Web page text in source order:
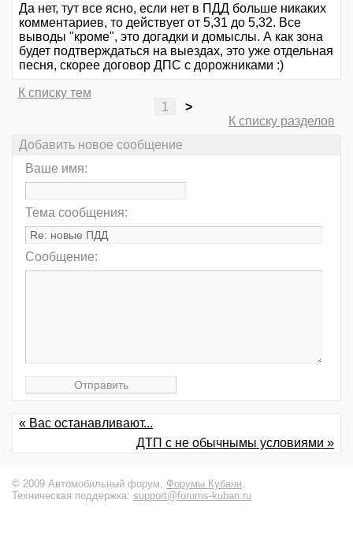
Да нет, тут все ясно, если нет в ПДД больше никаких
комментариев, то действует от 5,31 до 5,32. Все
выводы "кроме", это догадки и домыслы. А как зона
будет подтверждаться на выездах, это уже отдельная
песня, скорее договор ДПС с дорожниками :)
К списку тем
1
>
К списку разделов
Добавить новое сообщение
Ваше имя:
Тема сообщения:
Сообщение:
« Вас останавливают...
ДТП с не обычнымы условиями »
© 2009 Автомобильный форум, Форумы Кубани.
Техническая поддержка: support@forums-kuban.ru